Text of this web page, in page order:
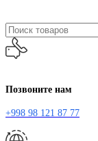
Позвоните нам
+998 98 121 87 77